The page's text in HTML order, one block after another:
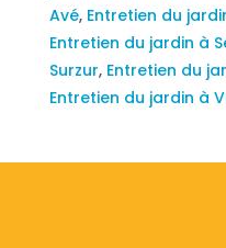
Avé, Entretien du
Entretien du jardin à
Surzur, Entretien du
Entretien du jardin à